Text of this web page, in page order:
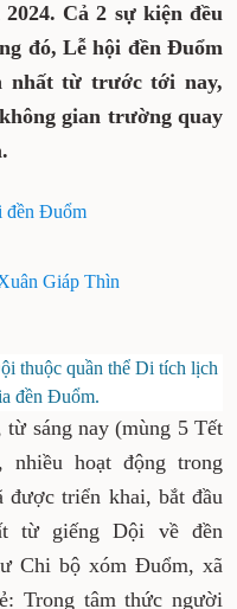
Cả 2 sự kiện đều
đó, Lễ hội đền Đuổm
nhất từ trước tới nay,
gian trường quay
đền Đuổm
Giáp Thìn
thuộc quần thể Di tích lịch
đền Đuổm.
sáng nay (mùng 5 Tết
nhiều hoạt động trong
triển khai, bắt đầu
từ giếng Dội về đền
Chi bộ xóm Đuổm, xã
Trong tâm thức người